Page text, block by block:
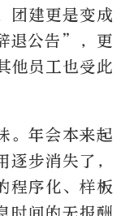
团建更是变成
退公告”，更
他员工也受此
。年会本来起
步消失了，
程序化、样板